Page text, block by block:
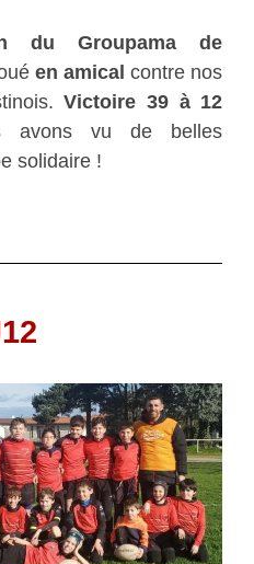
du Groupama de
en amical contre nos
Victoire 39 à 12
avons vu de belles
solidaire !